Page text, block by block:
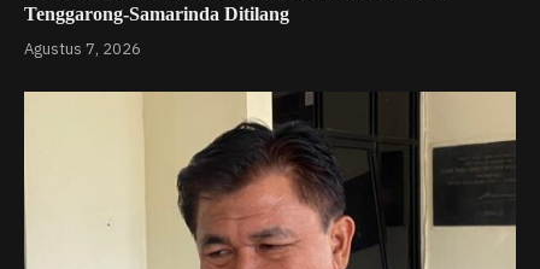
Tenggarong-Samarinda Ditilang
Agustus 7, 2026